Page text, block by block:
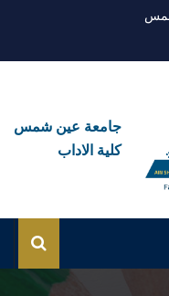
جامعة عين شمس
كلية الاداب